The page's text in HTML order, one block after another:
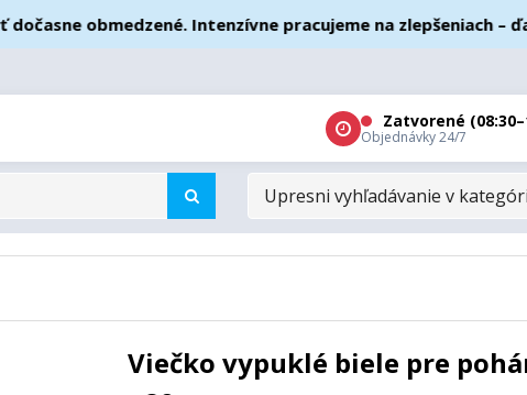
obmedzené. Intenzívne pracujeme na zlepšeniach –
Zatvorené
Objednávky 24/7
UPRESNI
VYHĽADÁVANIE
Viečko vypuklé biele pre